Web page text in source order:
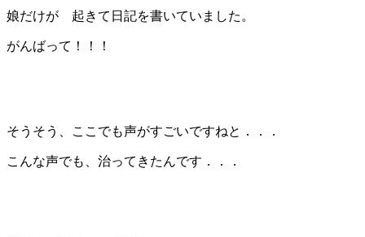
娘だけが 起きて日記を書いていました。
がんばって！！！
そうそう、ここでも声がすごいですねと．．．
こんな声でも、治ってきたんです．．．